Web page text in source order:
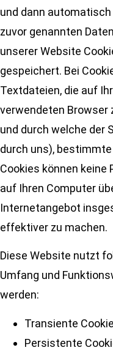
und dann
zuvor genannten
unserer Website
gespeichert. Bei
Textdateien, die auf
verwendeten Browser
und durch welche der
durch uns),
Cookies können keine
auf Ihren Computer
Internetangebot
effektiver zu machen.
Diese Website nutzt
Umfang und
werden:
Transiente
Persistente